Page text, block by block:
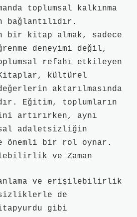
toplumsal kalkınma
bağlantılıdır.
bir kitap almak, sadece
deneyimi değil,
refahı etkileyen
kültürel
aktarılmasında
Eğitim, toplumların
artırırken, aynı
adaletsizliğin
önemli bir rol oynar.
ve Zaman
ve erişilebilirlik
de
gibi